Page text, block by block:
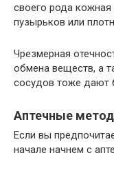
своего рода кожная
пузырьков или
Чрезмерная
обмена веществ, а
сосудов тоже дают
Аптечные
Если вы
начале начнем с